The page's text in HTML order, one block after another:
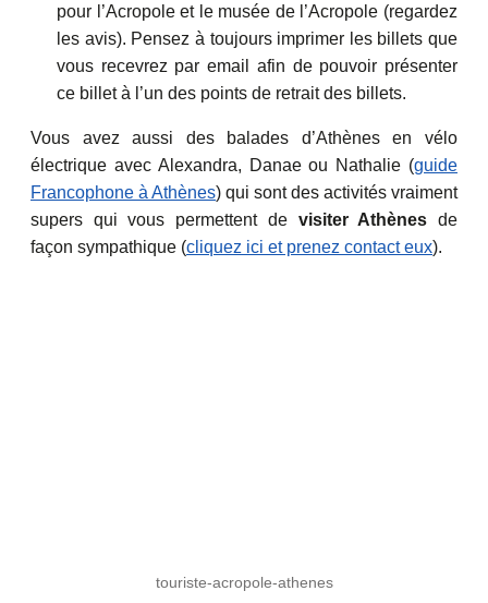
pour l’Acropole et le musée de l’Acropole (regardez
les avis). Pensez à toujours imprimer les billets que
vous recevrez par email afin de pouvoir présenter
ce billet à l’un des points de retrait des billets.
Vous avez aussi des balades d’Athènes en vélo
électrique avec Alexandra, Danae ou Nathalie (guide
Francophone à Athènes) qui sont des activités vraiment
supers qui vous permettent de visiter Athènes de
façon sympathique (cliquez ici et prenez contact eux).
touriste-acropole-athenes